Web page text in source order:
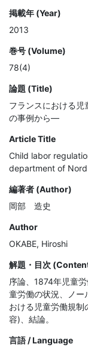
掲載年 (Year)
2013
巻号 (Volume)
78(4)
論題 (Title)
フランスにおける
の事例から―
Article Title
Child labor
department of Nord
編著者 (Author)
岡部 造史
Author
OKABE, Hiroshi
解題・目次
序論、1874年児童
童労働の状況、ノー
おける児童労働規
容)、結論。
言語 / Language